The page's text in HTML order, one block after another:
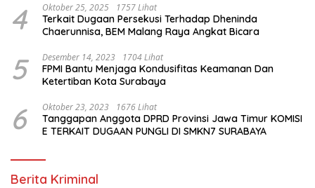
4 Oktober 25, 2025 1757 Lihat
Terkait Dugaan Persekusi Terhadap Dheninda
Chaerunnisa, BEM Malang Raya Angkat Bicara
5 Desember 14, 2023 1704 Lihat
FPMI Bantu Menjaga Kondusifitas Keamanan Dan
Ketertiban Kota Surabaya
6 Oktober 23, 2023 1676 Lihat
Tanggapan Anggota DPRD Provinsi Jawa Timur KOMISI
E TERKAIT DUGAAN PUNGLI DI SMKN7 SURABAYA
Berita Kriminal